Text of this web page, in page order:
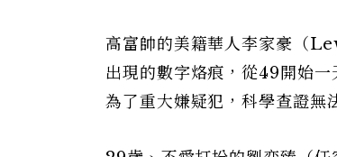
高富帥的美籍華人李家豪（
出現的數字烙痕，從49開始
為了重大嫌疑犯，科學查證無